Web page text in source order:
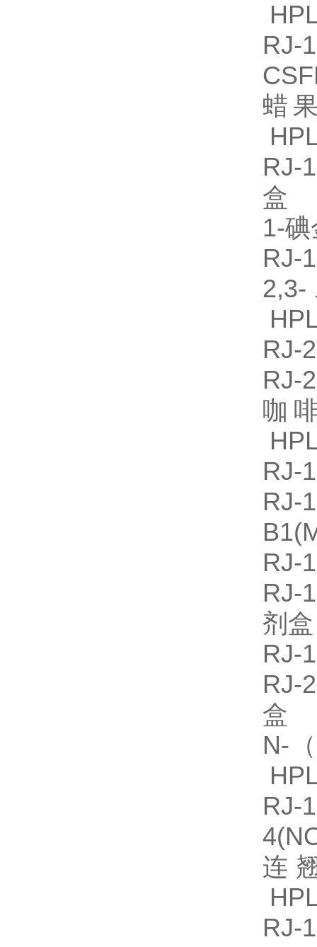
蜡
RJ-
盒
1-
RJ-
RJ-
RJ-
咖
RJ-
RJ-
RJ-
剂
RJ-
RJ-
盒
N-
RJ-
连